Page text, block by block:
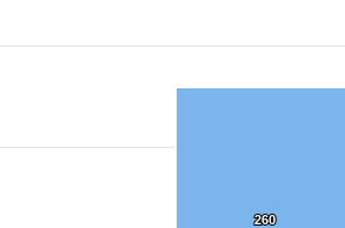
260
260